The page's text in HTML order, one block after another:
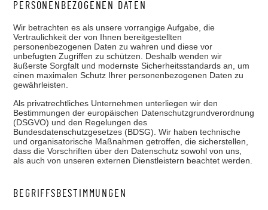
PERSONENBEZOGENEN DATEN
Wir betrachten es als unsere vorrangige Aufgabe, die
Vertraulichkeit der von Ihnen bereitgestellten
personenbezogenen Daten zu wahren und diese vor
unbefugten Zugriffen zu schützen. Deshalb wenden wir
äußerste Sorgfalt und modernste Sicherheitsstandards an, um
einen maximalen Schutz Ihrer personenbezogenen Daten zu
gewährleisten.
Als privatrechtliches Unternehmen unterliegen wir den
Bestimmungen der europäischen Datenschutzgrundverordnung
(DSGVO) und den Regelungen des
Bundesdatenschutzgesetzes (BDSG). Wir haben technische
und organisatorische Maßnahmen getroffen, die sicherstellen,
dass die Vorschriften über den Datenschutz sowohl von uns,
als auch von unseren externen Dienstleistern beachtet werden.
BEGRIFFSBESTIMMUNGEN